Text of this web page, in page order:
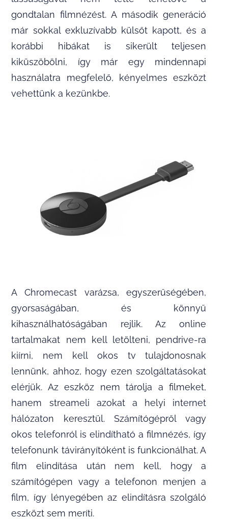
gondtalan filmnézést. A második generáció
már sokkal exkluzívabb külsőt kapott, és a
korábbi hibákat is sikerült teljesen
kiküszöbölni, így már egy mindennapi
használatra megfelelő, kényelmes eszközt
vehettünk a kezünkbe.
A Chromecast varázsa, egyszerűségében,
gyorsaságában, és könnyű
kihasználhatóságában rejlik. Az online
tartalmakat nem kell letölteni, pendrive-ra
kiírni, nem kell okos tv tulajdonosnak
lennünk, ahhoz, hogy ezen szolgáltatásokat
elérjük. Az eszköz nem tárolja a filmeket,
hanem streameli azokat a helyi internet
hálózaton keresztül. Számítógépről vagy
okos telefonról is elindítható a filmnézés, így
telefonunk távirányítóként is funkcionálhat. A
film elindítása után nem kell, hogy a
számítógépen vagy a telefonon menjen a
film, így lényegében az elindításra szolgáló
eszközt sem meríti.